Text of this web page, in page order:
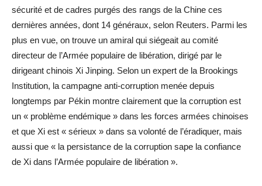
sécurité et de cadres purgés des rangs de la Chine ces
dernières années, dont 14 généraux, selon Reuters. Parmi les
plus en vue, on trouve un amiral qui siégeait au comité
directeur de l’Armée populaire de libération, dirigé par le
dirigeant chinois Xi Jinping. Selon un expert de la Brookings
Institution, la campagne anti-corruption menée depuis
longtemps par Pékin montre clairement que la corruption est
un « problème endémique » dans les forces armées chinoises
et que Xi est « sérieux » dans sa volonté de l’éradiquer, mais
aussi que « la persistance de la corruption sape la confiance
de Xi dans l’Armée populaire de libération ».